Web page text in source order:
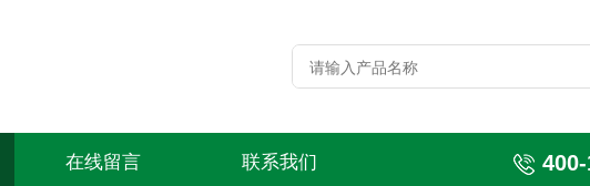
在线留言 联系我们